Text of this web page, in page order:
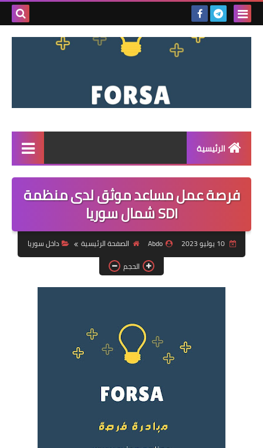
بحث
الرئيسية
القائمة
مناقصات
فرص عمل داخل سوريا
فرص عمل في تركيا
فرص عمل في العراق
فرص عمل في السودان
دورات تدريبية
فرصة عمل مساعد موثق لدى منظمة
SDI شمال سوريا
10 يوليو 2023 Abdo الصفحة الرئيسية
داخل سوريا
الحجم